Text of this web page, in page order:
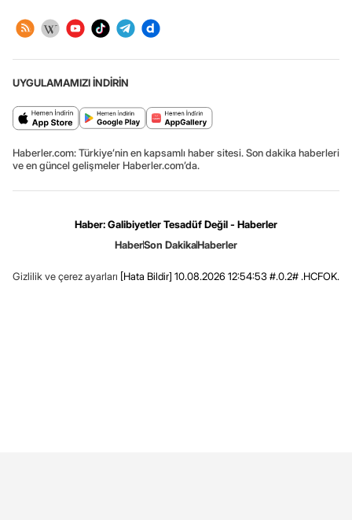
UYGULAMAMIZI İNDİRİN
Haberler.com: Türkiye’nin en kapsamlı haber sitesi. Son dakika haberleri
ve en güncel gelişmeler Haberler.com’da.
Haber: Galibiyetler Tesadüf Değil - Haberler
HaberSon DakikaHaberler
Gizlilik ve çerez ayarları [Hata Bildir] 10.08.2026 12:54:53 #.0.2# .HCFOK.